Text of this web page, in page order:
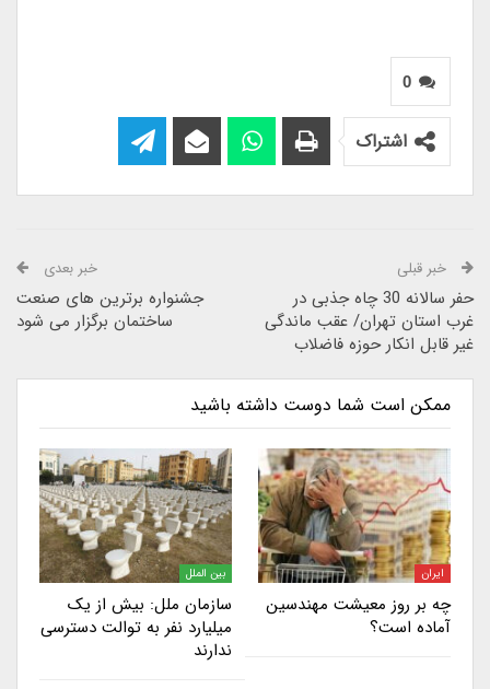
0
اشتراک
خبر قبلی
حفر سالانه 30 چاه جذبی در
غرب استان تهران/ عقب ماندگی
غیر قابل انکار حوزه فاضلاب
خبر بعدی
جشنواره برترین های صنعت
ساختمان برگزار می شود
ممکن است شما دوست داشته باشید
ایران
چه بر روز معیشت مهندسین
آماده است؟
بین الملل
سازمان ملل: بیش از یک
میلیارد نفر به توالت دسترسی
ندارند